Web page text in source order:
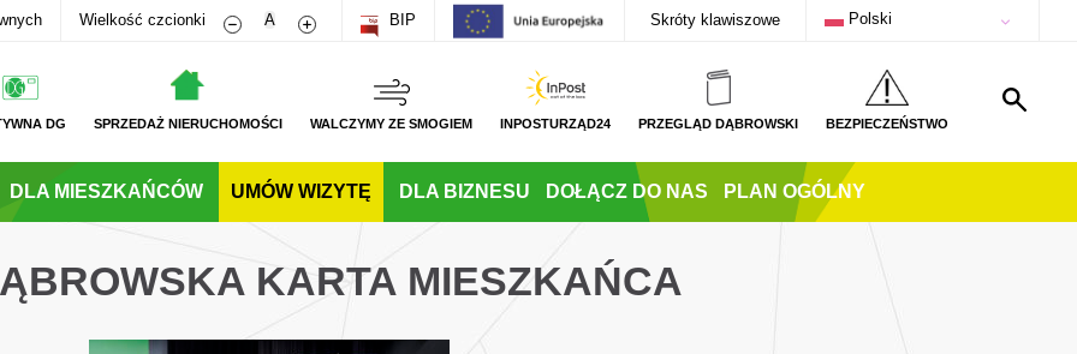
Wielkość czcionki Zmniejsz rozmiar czcionki
A Zwiększ rozmiar czcionki
BIP Skróty klawiszowe Polski
DG SPRZEDAŻ NIERUCHOMOŚCI WALCZYMY ZE SMOGIEM INPOSTURZĄD24 PRZEGLĄD DĄBROWSKI BEZPIECZEŃSTWO
DLA MIESZKAŃCÓW UMÓW WIZYTĘ DLA BIZNESU DOŁĄCZ DO NAS PLAN OGÓLNY
KARTA MIESZKAŃCA